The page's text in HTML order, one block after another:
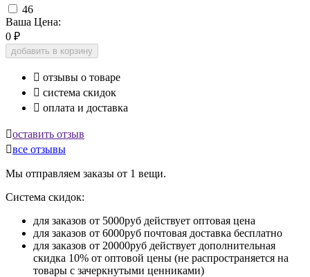
46
Ваша Цена:
0 ₽
добавить в корзину
 отзывы о товаре
 система скидок
 оплата и доставка
оставить отзыв
все отзывы
Мы отправляем заказы от 1 вещи.
Система скидок:
для заказов от 5000руб действует оптовая цена
для заказов от 6000руб почтовая доставка бесплатно
для заказов от 20000руб действует дополнительная
скидка 10% от оптовой цены (не распространяется на
товары с зачеркнутыми ценниками)